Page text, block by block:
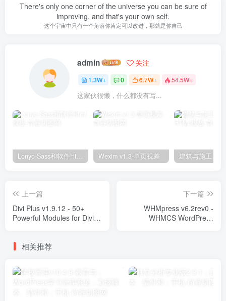
There's only one corner of the universe you can be sure of
improving, and that's your own self.
这个宇宙中只有一个角落你肯定可以改进，那就是你自己
admin 关注
1.3W+ 0 6.7W+ 54.5W+
这家伙很懒，什么都没有写...
Lonyo-Sass和软件Html模板 Wexim v1.3-单页视差
上一篇
Divi Plus v1.9.12 - 50+
Powerful Modules for Divi
下一篇
WHMpress v6.2rev0 -
WHMCS WordPress
相关推荐